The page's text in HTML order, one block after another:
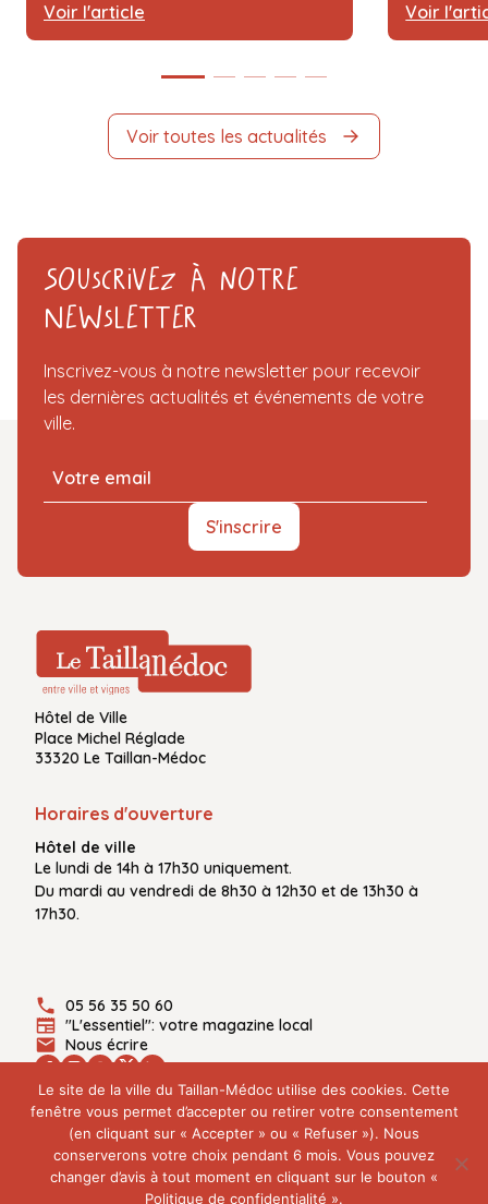
Voir l'article
Voir
Voir toutes les actualités
Souscrivez à notre
Newsletter
Inscrivez-vous à notre newsletter pour recevoir
les dernières actualités et événements de votre
ville.
S'inscrire
Hôtel de Ville
Place Michel Réglade
33320 Le Taillan-Médoc
Horaires d'ouverture
Hôtel de ville
Le lundi de 14h à 17h30 uniquement.
Du mardi au vendredi de 8h30 à 12h30 et de 13h30 à
17h30.
05 56 35 50 60
"L'essentiel": votre magazine local
Nous écrire
Plan du site
Mentions légales
Politique de confidentialité
Le site de la ville du Taillan-Médoc utilise des cookies. Cette
fenêtre vous permet d’accepter ou retirer votre consentement
(en cliquant sur « Accepter » ou « Refuser »). Nous
conserverons votre choix pendant 6 mois. Vous pouvez
changer d’avis à tout moment en cliquant sur le bouton «
Politique de confidentialité ».